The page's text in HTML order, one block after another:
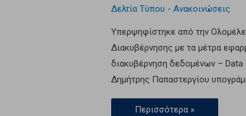
Δελτία Τύπου - Ανακοινώσεις
Υπερψηφίστηκε από την
Διακυβέρνησης με τα μέτρα
διακυβέρνηση δεδομένων –
Δημήτρης Παπαστεργίου
Περισσότερα »